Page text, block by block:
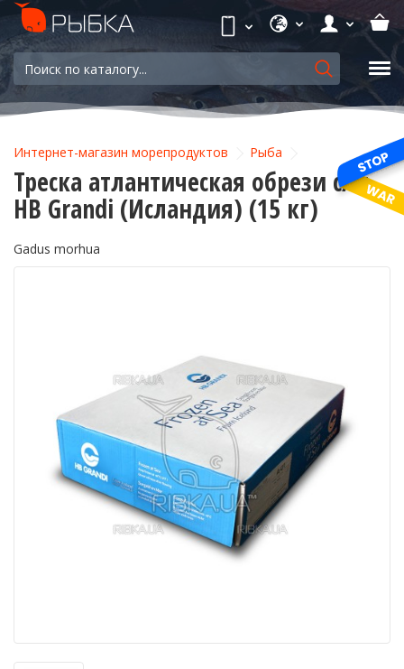
Интернет-магазин морепродуктов Рыба
Треска атлантическая обрези с/м
HB Grandi (Исландия) (15 кг)
Gadus morhua